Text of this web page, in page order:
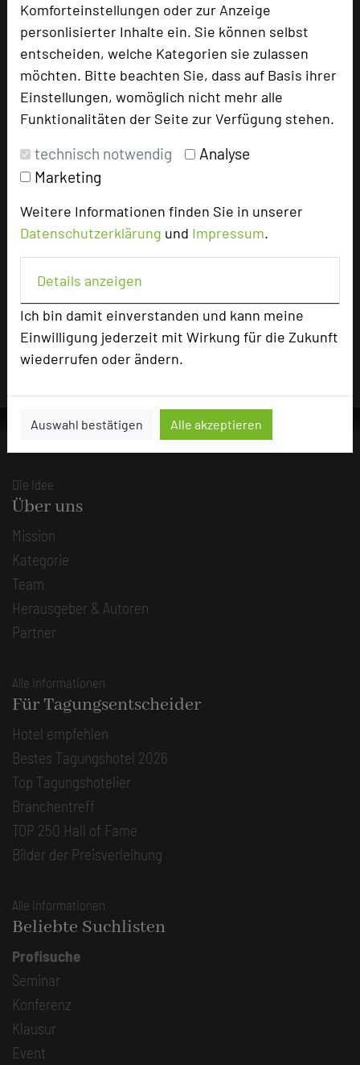
Komforteinstellungen oder zur Anzeige
personlisierter Inhalte ein. Sie können selbst
entscheiden, welche Kategorien sie zulassen
möchten. Bitte beachten Sie, dass auf Basis ihrer
Einstellungen, womöglich nicht mehr alle
Funktionalitäten der Seite zur Verfügung stehen.
technisch notwendig
Analyse
Marketing
Weitere Informationen finden Sie in unserer
Datenschutzerklärung und Impressum.
Details anzeigen
Ich bin damit einverstanden und kann meine
Einwilligung jederzeit mit Wirkung für die Zukunft
wiederrufen oder ändern.
Auswahl bestätigen Alle akzeptieren
Besonders geeignet für
Seminar, Konferenz, Klausur, Event,
481 Seiten dieses Hotels wurden in den
vergangenen 30 Tagen auf diesem Portal
Für die Verwendung der Bilder haben die jeweiligen
Hotels die Nutzungsrechte für dieses Portal eingeräumt
und sind dafür verantwortlich.
Die Idee
Über uns
Mission
Kategorie
Team
Herausgeber & Autoren
Partner
Alle Informationen
Für Tagungsentscheider
Hotel empfehlen
Bestes Tagungshotel 2026
Top Tagungshotelier
Branchentreff
TOP 250 Hall of Fame
Bilder der Preisverleihung
Alle Informationen
Beliebte Suchlisten
Profisuche
Seminar
Konferenz
Klausur
Event